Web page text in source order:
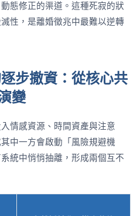
態修正的渠道。這種死寂的狀
性，是離婚徵兆中最難以逆轉
步撤資：從核心共
變
情感資源、時間資產與注意
中一方會啟動「風險規避機
統中悄悄抽離，形成兩個互不